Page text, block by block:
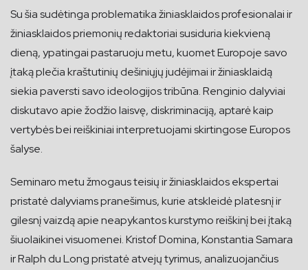
Su šia sudėtinga problematika žiniasklaidos profesionalai ir
žiniasklaidos priemonių redaktoriai susiduria kiekvieną
dieną, ypatingai pastaruoju metu, kuomet Europoje savo
įtaką plečia kraštutinių dešiniųjų judėjimai ir žiniasklaidą
siekia paversti savo ideologijos tribūna. Renginio dalyviai
diskutavo apie žodžio laisvę, diskriminaciją, aptarė kaip
vertybės bei reiškiniai interpretuojami skirtingose Europos
šalyse.
Seminaro metu žmogaus teisių ir žiniasklaidos ekspertai
pristatė dalyviams pranešimus, kurie atskleidė platesnį ir
gilesnį vaizdą apie neapykantos kurstymo reiškinį bei įtaką
šiuolaikinei visuomenei. Kristof Domina, Konstantia Samara
ir Ralph du Long pristatė atvejų tyrimus, analizuojančius